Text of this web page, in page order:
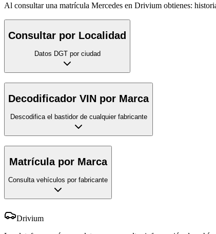
Al consultar una matrícula Mercedes en Drivium obtienes:
Consultar por Localidad
Datos DGT por ciudad
Decodificador VIN por Marca
Descodifica el bastidor de cualquier fabricante
Matrícula por Marca
Consulta vehículos por fabricante
Drivium